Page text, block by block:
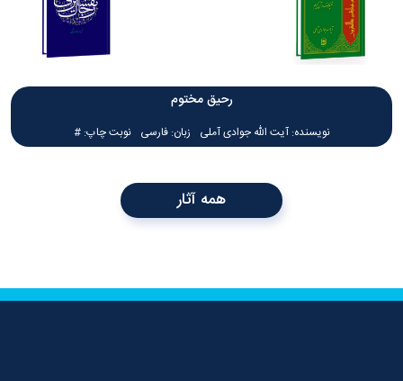
رحیق مختوم
آیت الله جوادی آملی فارسی #
همه آثار